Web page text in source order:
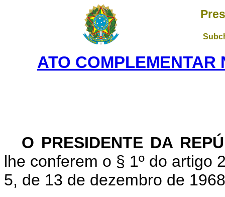
ATO COMPLEMENTAR
O PRESIDENTE DA
lhe conferem o § 1º do artigo
5, de 13 de dezembro de